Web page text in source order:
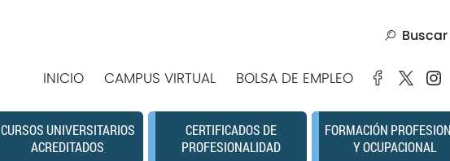
Buscar
INICIO CAMPUS VIRTUAL BOLSA DE EMPLEO
CURSOS UNIVERSITARIOS
ACREDITADOS
CERTIFICADOS DE
PROFESIONALIDAD
FORMACIÓN
Y OCUPACIONAL